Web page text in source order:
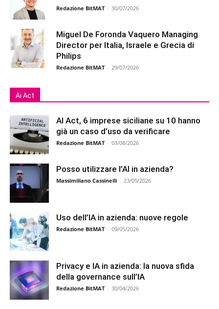
Redazione BitMAT - 30/07/2026
Miguel De Foronda Vaquero Managing
Director per Italia, Israele e Grecia di
Philips
Redazione BitMAT - 29/07/2026
Ai Act
AI Act, 6 imprese siciliane su 10 hanno
già un caso d’uso da verificare
Redazione BitMAT - 03/08/2026
Posso utilizzare l’AI in azienda?
Massimiliano Cassinelli - 23/05/2026
Uso dell’IA in azienda: nuove regole
Redazione BitMAT - 09/05/2026
Privacy e IA in azienda: la nuova sfida
della governance sull’IA
Redazione BitMAT - 30/04/2026